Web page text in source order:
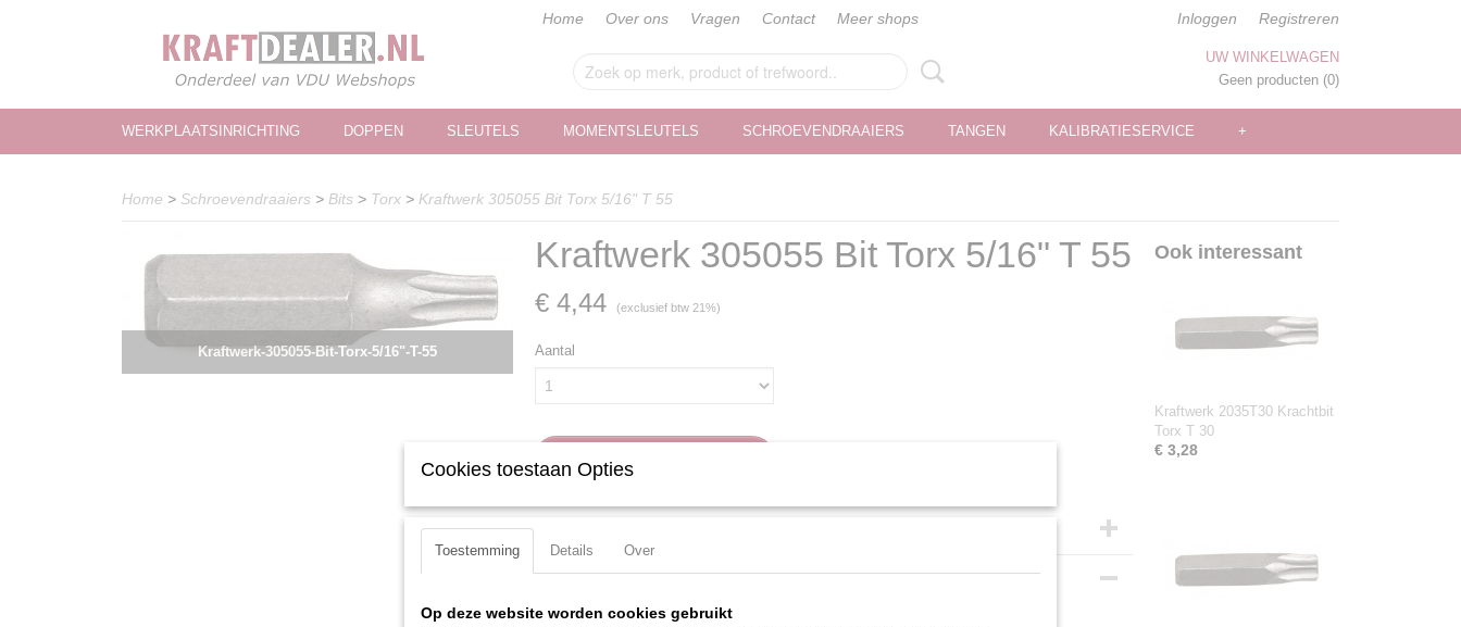
Home Over ons Vragen Contact Meer shops Inloggen Registreren
UW WINKELWAGEN
Geen producten (0)
WERKPLAATSINRICHTING DOPPEN SLEUTELS MOMENTSLEUTELS SCHROEVENDRAAIERS TANGEN KALIBRATIESERVICE +
Home > Schroevendraaiers > Bits > Torx > Kraftwerk 305055 Bit Torx 5/16" T 55
Kraftwerk-305055-Bit-Torx-5/16"-T-55
Kraftwerk 305055 Bit Torx 5/16" T 55
€ 4,44 (exclusief btw 21%)
Aantal
Productcode leverancier
Omschrijving
Materiaal: S2 gereedschapsstaal
Ook interessant
Kraftwerk 2035T30 Krachtbit
Torx T 30
€ 3,28
Cookies toestaan Opties
Toestemming Details Over
Op deze website worden cookies gebruikt